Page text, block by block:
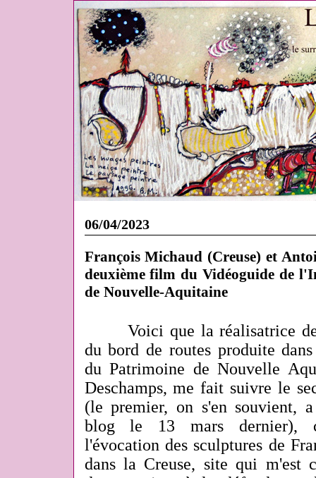
06/04/2023
François Michaud (Creuse) et
deuxième film du Vidéoguide de
de Nouvelle-Aquitaine
Voici que la réalisatrice
du bord de routes produite
du Patrimoine de Nouvelle
Deschamps, me fait suivre le
(le premier, on s'en souvient,
blog le 13 mars dernier),
l'évocation des sculptures de
dans la Creuse, site qui m'est